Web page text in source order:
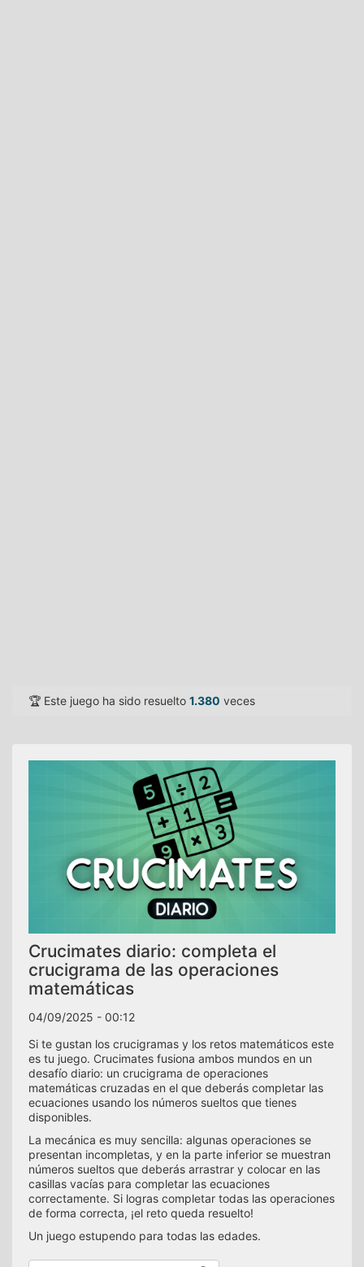
🏆 Este juego ha sido resuelto 1.380 veces
Crucimates diario: completa el
crucigrama de las operaciones
matemáticas
04/09/2025 - 00:12
Si te gustan los crucigramas y los retos matemáticos este
es tu juego. Crucimates fusiona ambos mundos en un
desafío diario: un crucigrama de operaciones
matemáticas cruzadas en el que deberás completar las
ecuaciones usando los números sueltos que tienes
disponibles.
La mecánica es muy sencilla: algunas operaciones se
presentan incompletas, y en la parte inferior se muestran
números sueltos que deberás arrastrar y colocar en las
casillas vacías para completar las ecuaciones
correctamente. Si logras completar todas las operaciones
de forma correcta, ¡el reto queda resuelto!
Un juego estupendo para todas las edades.